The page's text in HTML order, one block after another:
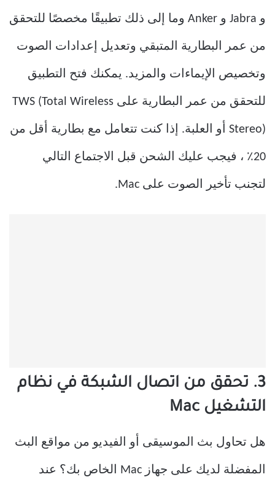
و Jabra و Anker وما إلى ذلك تطبيقًا مخصصًا للتحقق
من عمر البطارية المتبقي وتعديل إعدادات الصوت
وتخصيص الإيماءات والمزيد. يمكنك فتح التطبيق
للتحقق من عمر البطارية على TWS (Total Wireless
Stereo) أو العلبة. إذا كنت تتعامل مع بطارية أقل من
20٪ ، فيجب عليك الشحن قبل الاجتماع التالي
لتجنب تأخير الصوت على Mac.
3. تحقق من اتصال الشبكة في نظام
التشغيل Mac
هل تحاول بث الموسيقى أو الفيديو من مواقع البث
المفضلة لديك على جهاز Mac الخاص بك؟ عند